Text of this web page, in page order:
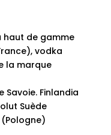
haut de gamme
vodka
la marque
Savoie. Finlandia
Suède